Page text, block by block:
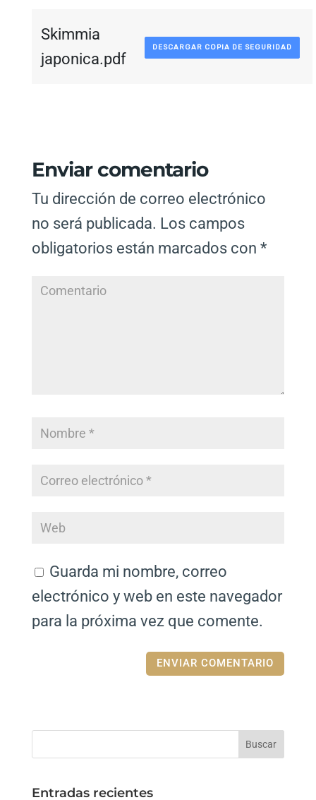
Skimmia
japonica.pdf
DESCARGAR COPIA DE SEGURIDAD
Enviar comentario
Tu dirección de correo electrónico
no será publicada. Los campos
obligatorios están marcados con *
Guarda mi nombre, correo
electrónico y web en este navegador
para la próxima vez que comente.
Entradas recientes